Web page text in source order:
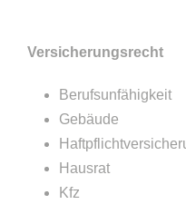
Versicherungsrecht
Berufsunfähigkeit
Gebäude
Hausrat
Kfz